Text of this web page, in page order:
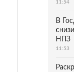
11:54
В
НПЗ
11:53